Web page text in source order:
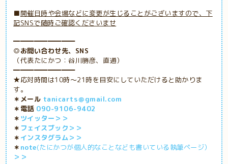
■開催日時や会場などに変更が生じることがございますので、下
記SNSで随時ご確認くださいませ
━━━━━━━━━
◎お問い合わせ先、SNS
（代表たにかつ：谷川勝彦、直通）
━━━━━━━━━
★応対時間は10時～21時を目安にしていただけると助かりま
す。
＊メール tanicarts＠gmail.com
＊電話 090-9106-9402
＊ ツイッター＞＞
＊ フェイスブック＞＞
＊ インスタグラム＞＞
＊ note(たにかつが個人的なことなども書いている執筆ページ）
＞＞